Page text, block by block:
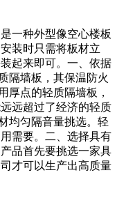
一种外型像空心楼板
装时只需将板材立
起来即可。一、依据
隔墙板，其保温防火
厚点的轻质隔墙板，
远超过了经济的轻质
均匀隔音量挑选。轻
需要。二、选择具有
品首先要挑选一家具
才可以生产出高质量